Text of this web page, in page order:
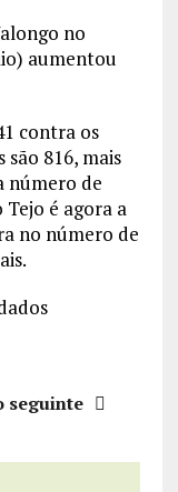
no
aumentou
contra os
816, mais
número de
Tejo é agora a
no número de
seguinte